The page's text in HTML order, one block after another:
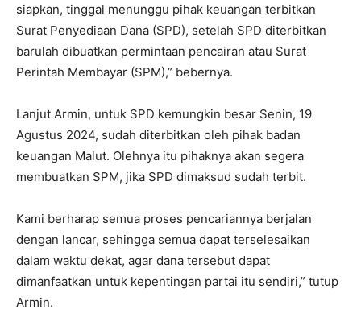
siapkan, tinggal menunggu pihak keuangan terbitkan
Surat Penyediaan Dana (SPD), setelah SPD diterbitkan
barulah dibuatkan permintaan pencairan atau Surat
Perintah Membayar (SPM),” bebernya.
Lanjut Armin, untuk SPD kemungkin besar Senin, 19
Agustus 2024, sudah diterbitkan oleh pihak badan
keuangan Malut. Olehnya itu pihaknya akan segera
membuatkan SPM, jika SPD dimaksud sudah terbit.
Kami berharap semua proses pencariannya berjalan
dengan lancar, sehingga semua dapat terselesaikan
dalam waktu dekat, agar dana tersebut dapat
dimanfaatkan untuk kepentingan partai itu sendiri,” tutup
Armin.